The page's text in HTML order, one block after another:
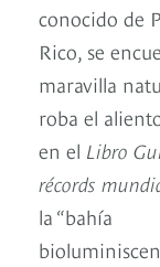
conocido de
Rico, se
maravilla
roba el
en el Libro
récords
la “bahía